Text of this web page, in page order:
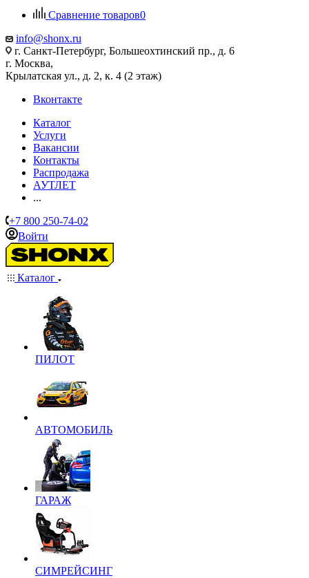
Сравнение товаров0
info@shonx.ru
г. Санкт-Петербург, Большеохтинский пр., д. 6
г. Москва,
Крылатская ул., д. 2, к. 4 (2 этаж)
Вконтакте
Каталог
Услуги
Вакансии
Контакты
Распродажа
АУТЛЕТ
...
+7 800 250-74-02
Войти
Каталог
ПИЛОТ
АВТОМОБИЛЬ
ГАРАЖ
СИМРЕЙСИНГ